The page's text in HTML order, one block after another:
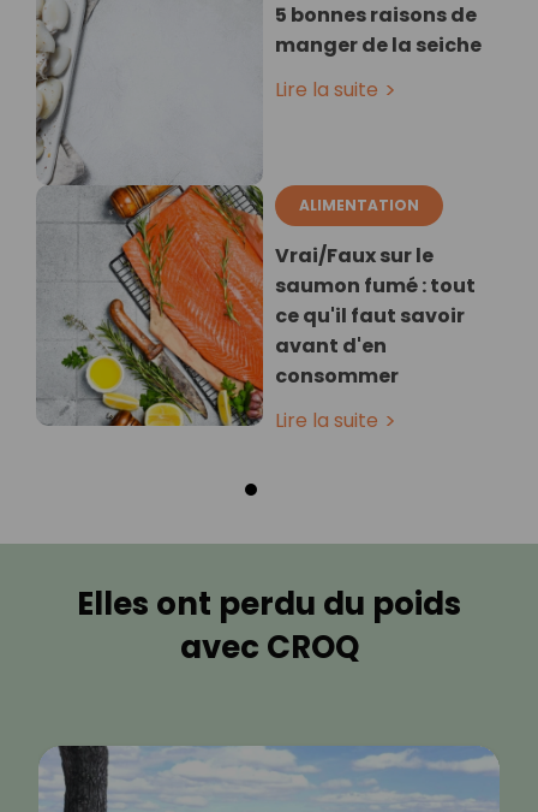
5 bonnes raisons de
manger de la seiche
Lire la suite
ALIMENTATION
Vrai/Faux sur le
saumon fumé : tout
ce qu'il faut savoir
avant d'en
consommer
Lire la suite
Elles ont perdu du poids
avec CROQ